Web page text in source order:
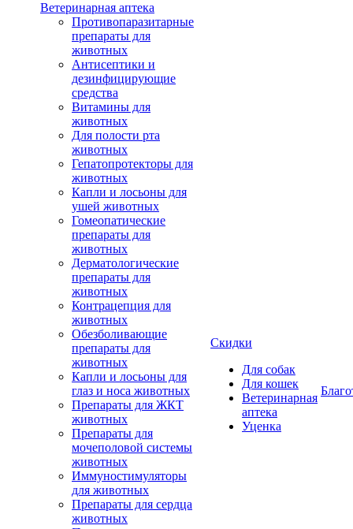
Ветеринарная аптека
Противопаразитарные
препараты для
животных
Антисептики и
дезинфицирующие
средства
Витамины для
животных
Для полости рта
животных
Гепатопротекторы для
животных
Капли и лосьоны для
ушей животных
Гомеопатические
препараты для
животных
Дерматологические
препараты для
животных
Контрацепция для
животных
Обезболивающие
препараты для
животных
Капли и лосьоны для
глаз и носа животных
Препараты для ЖКТ
животных
Препараты для
мочеполовой системы
животных
Иммуностимуляторы
для животных
Препараты для сердца
животных
Скидки
Для собак
Для кошек
Ветеринарная
аптека
Уценка